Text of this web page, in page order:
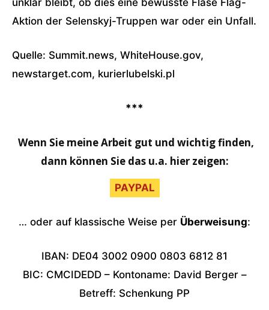
unklar bleibt, ob dies eine bewusste Flase Flag-
Aktion der Selenskyj-Truppen war oder ein Unfall.
Quelle: Summit.news, WhiteHouse.gov,
newstarget.com, kurierlubelski.pl
***
Wenn Sie meine Arbeit gut und wichtig finden,
dann können Sie das u.a. hier zeigen:
PAYPAL
… oder auf klassische Weise per Überweisung:
IBAN: DE04 3002 0900 0803 6812 81
BIC: CMCIDEDD – Kontoname: David Berger –
Betreff: Schenkung PP